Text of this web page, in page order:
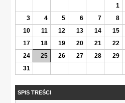
1
3
4 5 6 7 8
10
11 12 13 14 15
17
18 19 20 21 22
24
25 26 27 28 29
31
SPIS TREŚCI